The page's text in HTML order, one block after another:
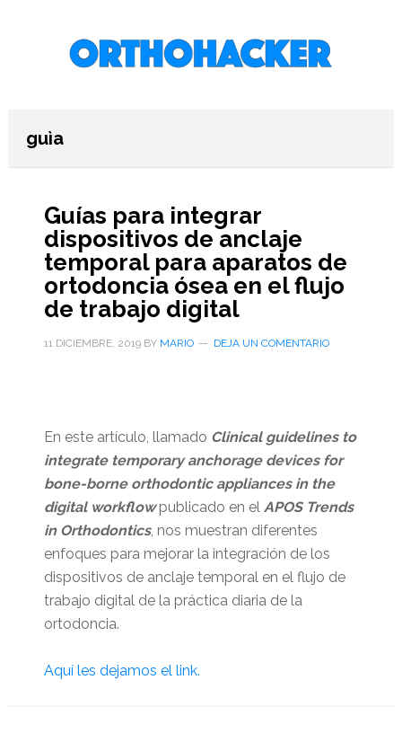
primaria
guìa
Guías para integrar
dispositivos de anclaje
temporal para aparatos de
ortodoncia ósea en el flujo
de trabajo digital
11 DICIEMBRE, 2019BY MARIO DEJA UN COMENTARIO
En este artículo, llamado Clinical guidelines to
integrate temporary anchorage devices for
bone-borne orthodontic appliances in the
digital workflowpublicado en el APOS Trends
in Orthodontics, nos muestran diferentes
enfoques para mejorar la integración de los
dispositivos de anclaje temporal en el flujo de
trabajo digital de la práctica diaria de la
ortodoncia.
Aquí les dejamos el link.